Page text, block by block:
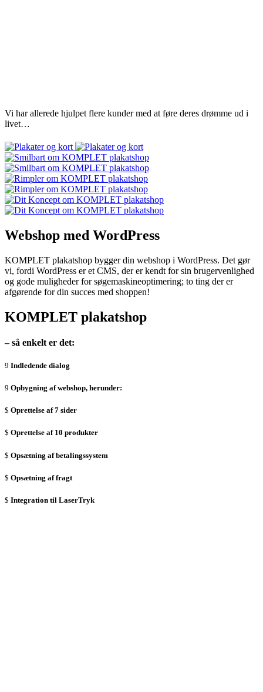
Vi har allerede hjulpet flere kunder med at føre deres drømme ud i
livet…
Webshop med WordPress
KOMPLET plakatshop bygger din webshop i WordPress. Det gør
vi, fordi WordPress er et CMS, der er kendt for sin brugervenlighed
og gode muligheder for søgemaskineoptimering; to ting der er
afgørende for din succes med shoppen!
KOMPLET plakatshop
– så enkelt er det:
Indledende dialog
Opbygning af webshop, herunder:
Oprettelse af 7 sider
Oprettelse af 10 produkter
Opsætning af betalingssystem
Opsætning af fragt
Integration til LaserTryk